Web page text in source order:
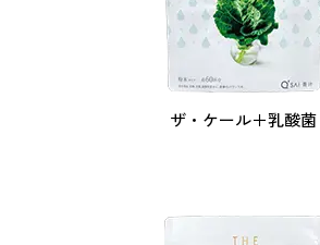
ザ・ケール＋乳酸菌